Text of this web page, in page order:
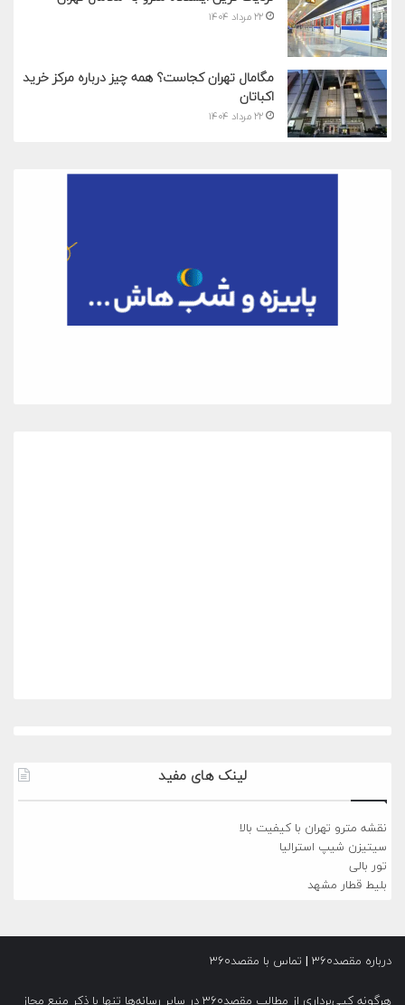
۲۲ مرداد ۱۴۰۴
مگامال تهران کجاست؟ همه چیز درباره مرکز خرید
اکباتان
۲۲ مرداد ۱۴۰۴
لینک های مفید
نقشه مترو تهران با کیفیت بالا
سیتیزن شیپ استرالیا
تور بالی
بلیط قطار مشهد
درباره مقصد۳۶۰ | تماس با مقصد۳۶۰
هرگونه کپی‌برداری از مطالب مقصد۳۶۰ در سایر رسانه‌ها تنها با ذکر منبع مجاز